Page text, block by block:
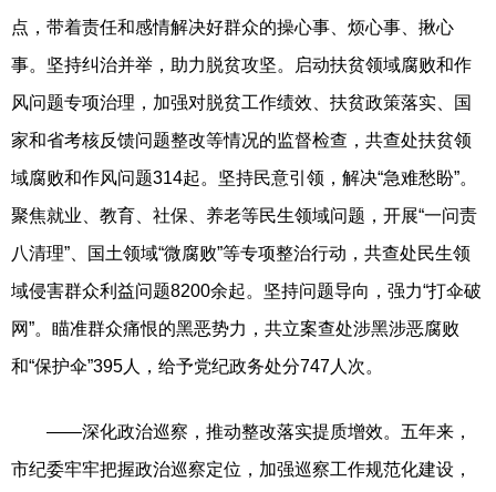
点，带着责任和感情解决好群众的操心事、烦心事、揪心
事。坚持纠治并举，助力脱贫攻坚。启动扶贫领域腐败和作
风问题专项治理，加强对脱贫工作绩效、扶贫政策落实、国
家和省考核反馈问题整改等情况的监督检查，共查处扶贫领
域腐败和作风问题314起。坚持民意引领，解决“急难愁盼”。
聚焦就业、教育、社保、养老等民生领域问题，开展“一问责
八清理”、国土领域“微腐败”等专项整治行动，共查处民生领
域侵害群众利益问题8200余起。坚持问题导向，强力“打伞破
网”。瞄准群众痛恨的黑恶势力，共立案查处涉黑涉恶腐败
和“保护伞”395人，给予党纪政务处分747人次。
——深化政治巡察，推动整改落实提质增效。五年来，
市纪委牢牢把握政治巡察定位，加强巡察工作规范化建设，